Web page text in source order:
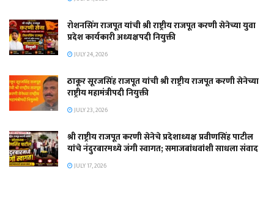
रोशनसिंग राजपूत यांची श्री राष्ट्रीय राजपूत करणी सेनेच्या युवा
प्रदेश कार्यकारी अध्यक्षपदी नियुक्ती
JULY 24, 2026
ठाकूर सूरजसिंह राजपूत यांची श्री राष्ट्रीय राजपूत करणी सेनेच्या
राष्ट्रीय महामंत्रीपदी नियुक्ती
JULY 23, 2026
श्री राष्ट्रीय राजपूत करणी सेनेचे प्रदेशाध्यक्ष प्रवीणसिंह पाटील
यांचे नंदुरबारमध्ये जंगी स्वागत; समाजबांधवांशी साधला संवाद
JULY 17, 2026